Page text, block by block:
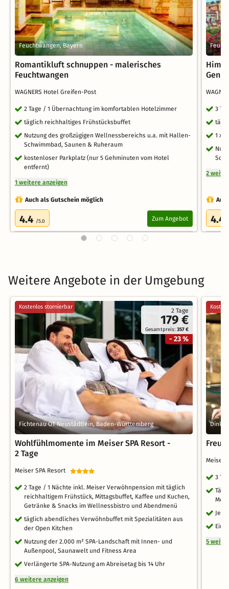
Feuchtwangen, Bayern
Romantikluft schnuppen - malerisches
Feuchtwangen
WAGNERS Hotel Greifen-Post
2 Tage / 1 Übernachtung im komfortablen Hotelzimmer
täglich reichhaltiges Frühstücksbuffet
Nutzung des großzügigen Wellnessbereichs u.a. mit Hallen-
Schwimmbad, Saunen & Ruheraum
kostenloser Parkplatz (nur 5 Gehminuten vom Hotel
entfernt)
1 weitere anzeigen
Auch als Gutschein möglich
4.4 /5.0 Zum Angebot
3
1 x
2
4.4
Weitere Angebote in der Umgebung
2 Tage
179 €
Gesamtpreis:357 €
- 23 %
Kostenlos stornierbar
Fichtenau OT Neustädtlein, Baden-Württemberg
Wohlfühlmomente im Meiser SPA Resort -
2 Tage
Meiser SPA Resort
2 Tage / 1 Nächte inkl. Meiser Verwöhnpension mit täglich
reichhaltigem Frühstück, Mittagsbuffet, Kaffee und Kuchen,
Getränke & Snacks im Wellnessbistro und Abendmenü
täglich abendliches Verwöhnbuffet mit Spezialitäten aus
der Open Kitchen
Nutzung der 2.000 m² SPA-Landschaft mit Innen- und
Außenpool, Saunawelt und Fitness Area
Verlängerte SPA-Nutzung am Abreisetag bis 14 Uhr
6 weitere anzeigen
Meiser
3
Je
5